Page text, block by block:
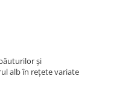
și
alb în rețete variate